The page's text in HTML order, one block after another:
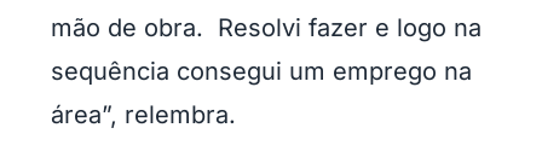
mão de obra. Resolvi fazer e logo na
sequência consegui um emprego na
área”, relembra.